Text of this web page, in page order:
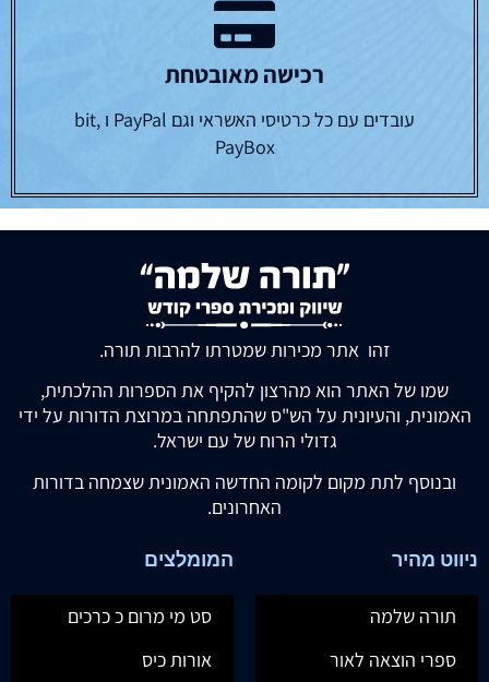
רכישה מאובטחת
עובדים עם כל כרטיסי האשראי וגם PayPal ו bit,
PayBox
זהו אתר מכירות שמטרתו להרבות תורה.
שמו של האתר הוא מהרצון להקיף את הספרות ההלכתית,
האמונית, והעיונית על הש"ס שהתפתחה במרוצת הדורות על ידי
גדולי הרוח של עם ישראל.
ובנוסף לתת מקום לקומה החדשה האמונית שצמחה בדורות
האחרונים.
ניווט מהיר
תורה שלמה
ספרי הוצאה לאור
המומלצים
סט מי מרום כ כרכים
אורות כיס